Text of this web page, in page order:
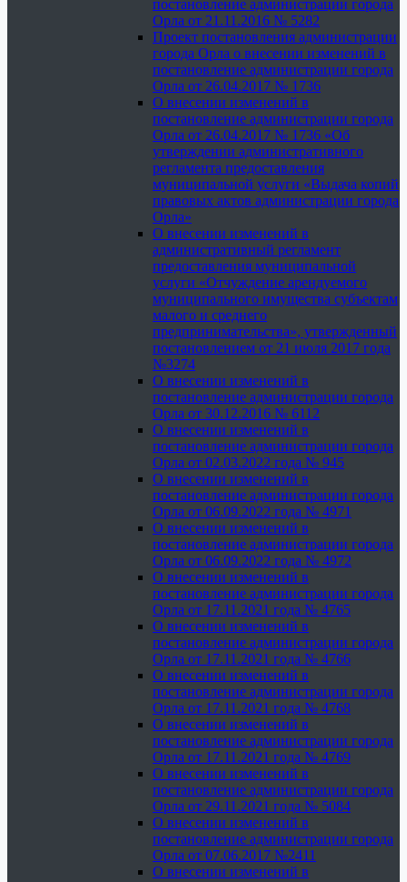
постановление администрации города
Орла от 21.11.2016 № 5282
Проект постановления администрации
города Орла о внесении изменений в
постановление администрации города
Орла от 26.04.2017 № 1736
О внесении изменений в
постановление администрации города
Орла от 26.04.2017 № 1736 «Об
утверждении административного
регламента предоставления
муниципальной услуги «Выдача копий
правовых актов администрации города
Орла»
О внесении изменений в
административный регламент
предоставления муниципальной
услуги «Отчуждение арендуемого
муниципального имущества субъектам
малого и среднего
предпринимательства», утвержденный
постановлением от 21 июля 2017 года
№3274
О внесении изменений в
постановление администрации города
Орла от 30.12.2016 № 6112
О внесении изменений в
постановление администрации города
Орла от 02.03.2022 года № 945
О внесении изменений в
постановление администрации города
Орла от 06.09.2022 года № 4971
О внесении изменений в
постановление администрации города
Орла от 06.09.2022 года № 4972
О внесении изменений в
постановление администрации города
Орла от 17.11.2021 года № 4765
О внесении изменений в
постановление администрации города
Орла от 17.11.2021 года № 4766
О внесении изменений в
постановление администрации города
Орла от 17.11.2021 года № 4768
О внесении изменений в
постановление администрации города
Орла от 17.11.2021 года № 4769
О внесении изменений в
постановление администрации города
Орла от 29.11.2021 года № 5084
О внесении изменений в
постановление администрации города
Орла от 07.06.2017 №2411
О внесении изменений в